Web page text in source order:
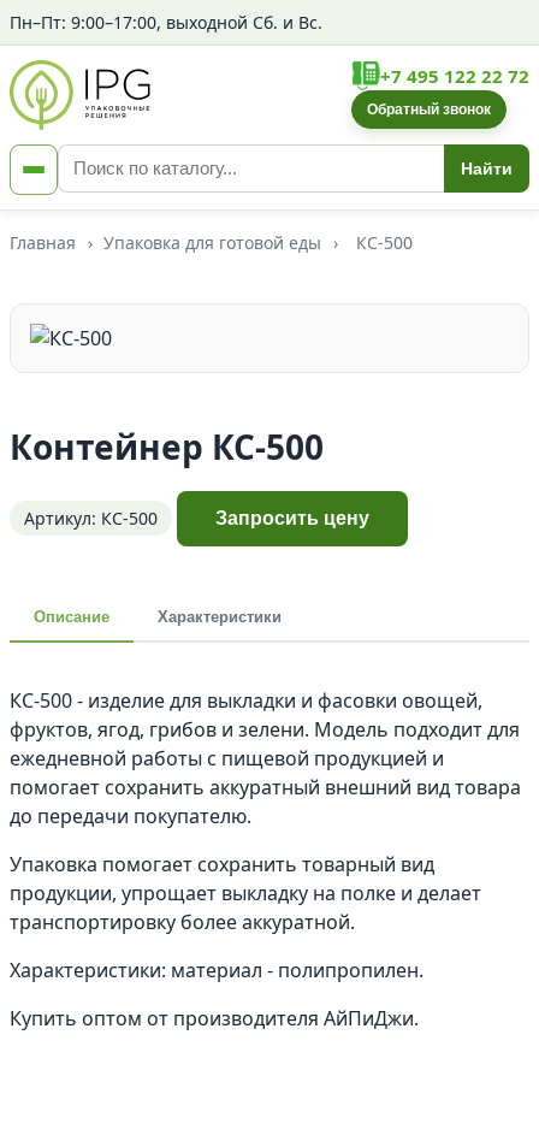
Пн–Пт: 9:00–17:00, выходной Сб. и Вс.
Найти
+7 495 122 22 72
Обратный звонок
Главная › Упаковка для готовой еды › КС-500
Контейнер КС-500
Артикул: КС-500 Запросить цену
Описание Характеристики
КС-500 - изделие для выкладки и фасовки овощей,
фруктов, ягод, грибов и зелени. Модель подходит для
ежедневной работы с пищевой продукцией и
помогает сохранить аккуратный внешний вид товара
до передачи покупателю.
Упаковка помогает сохранить товарный вид
продукции, упрощает выкладку на полке и делает
транспортировку более аккуратной.
Характеристики: материал - полипропилен.
Купить оптом от производителя АйПиДжи.